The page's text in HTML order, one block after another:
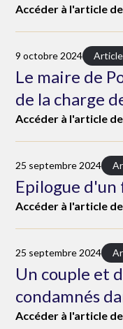
Accéder à l'article
9 octobre 2024
Le maire de
de la charge
fonds publics
Accéder à l'article
25 septembre 2024
Epilogue
Accéder à l'article
25 septembre 2024
Un couple et
condamnés
de stupéfiants
Accéder à l'article